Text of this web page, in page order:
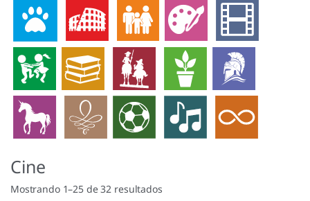
Cine
Mostrando 1–25 de 32 resultados